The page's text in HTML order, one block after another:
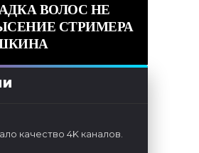
ВОЛОС НЕ
СТРИМЕРА
качество 4K каналов.